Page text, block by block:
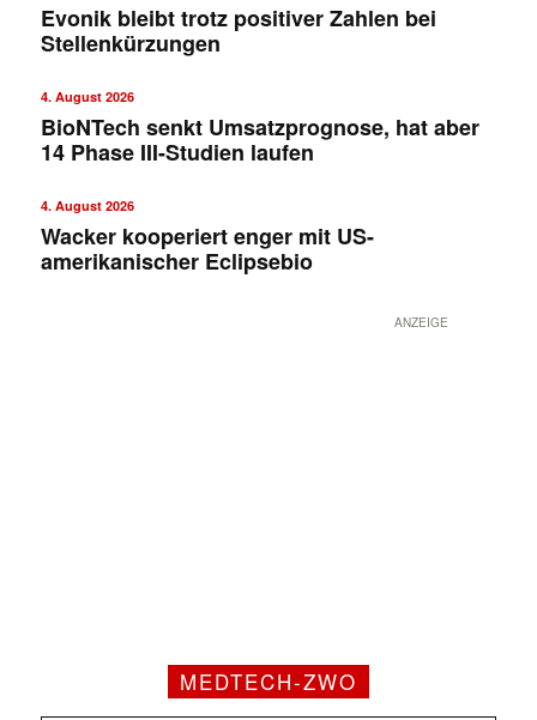
Evonik bleibt trotz positiver Zahlen bei
Stellenkürzungen
4. August 2026
BioNTech senkt Umsatzprognose, hat aber
14 Phase III-Studien laufen
4. August 2026
Wacker kooperiert enger mit US-
amerikanischer Eclipsebio
ANZEIGE
MEDTECH-ZWO